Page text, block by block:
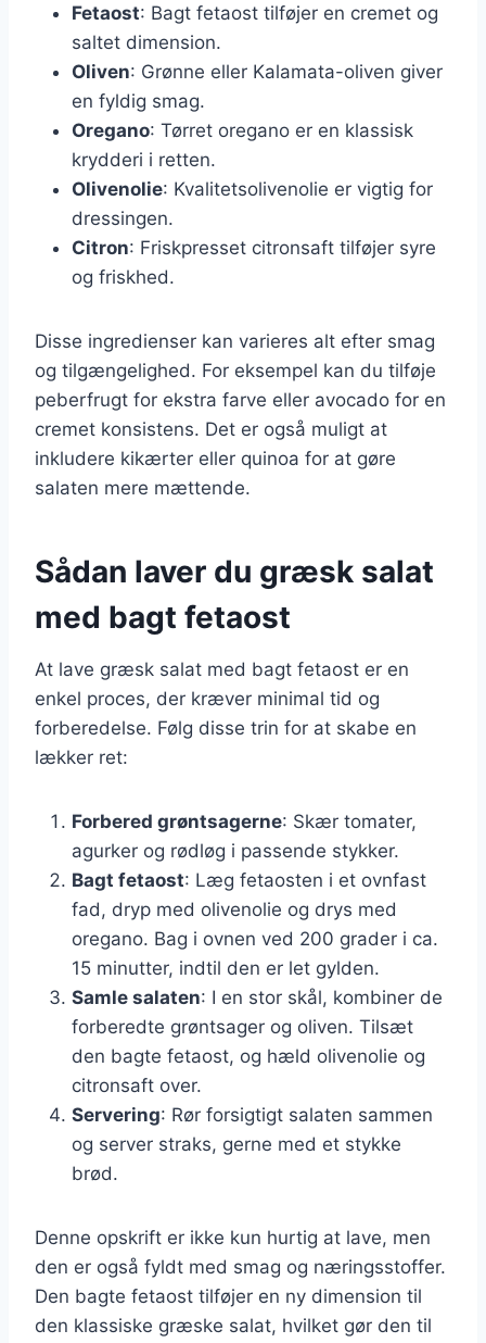
Fetaost: Bagt fetaost tilføjer en cremet og
saltet dimension.
Oliven: Grønne eller Kalamata-oliven giver
en fyldig smag.
Oregano: Tørret oregano er en klassisk
krydderi i retten.
Olivenolie: Kvalitetsolivenolie er vigtig for
dressingen.
Citron: Friskpresset citronsaft tilføjer syre
og friskhed.
Disse ingredienser kan varieres alt efter smag
og tilgængelighed. For eksempel kan du tilføje
peberfrugt for ekstra farve eller avocado for en
cremet konsistens. Det er også muligt at
inkludere kikærter eller quinoa for at gøre
salaten mere mættende.
Sådan laver du græsk salat
med bagt fetaost
At lave græsk salat med bagt fetaost er en
enkel proces, der kræver minimal tid og
forberedelse. Følg disse trin for at skabe en
lækker ret:
Forbered grøntsagerne: Skær tomater,
agurker og rødløg i passende stykker.
Bagt fetaost: Læg fetaosten i et ovnfast
fad, dryp med olivenolie og drys med
oregano. Bag i ovnen ved 200 grader i ca.
15 minutter, indtil den er let gylden.
Samle salaten: I en stor skål, kombiner de
forberedte grøntsager og oliven. Tilsæt
den bagte fetaost, og hæld olivenolie og
citronsaft over.
Servering: Rør forsigtigt salaten sammen
og server straks, gerne med et stykke
brød.
Denne opskrift er ikke kun hurtig at lave, men
den er også fyldt med smag og næringsstoffer.
Den bagte fetaost tilføjer en ny dimension til
den klassiske græske salat, hvilket gør den til